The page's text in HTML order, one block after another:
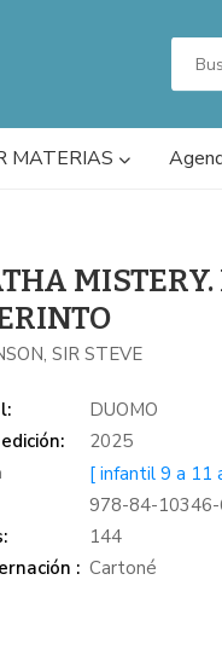
MATERIAS
SIR STEVE
DUOMO
2025
[ infantil 9 a 11
978-84-
144
: Cartoné